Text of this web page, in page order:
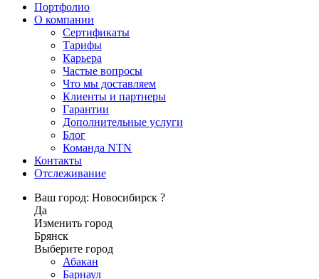
Портфолио
О компании
Сертификаты
Тарифы
Карьера
Частые вопросы
Что мы доставляем
Клиенты и партнеры
Гарантии
Дополнительные услуги
Блог
Команда NTN
Контакты
Отслеживание
Ваш город: Новосибирск ?
Да
Изменить город
Брянск
Выберите город
Абакан
Барнаул